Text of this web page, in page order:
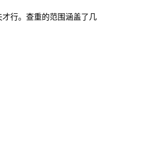
行。查重的范围涵盖了几